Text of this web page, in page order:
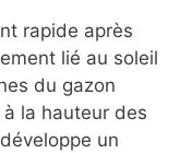
rapide après
lié au soleil
du gazon
la hauteur des
un